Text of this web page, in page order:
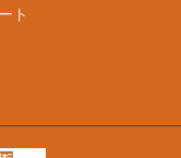
ト